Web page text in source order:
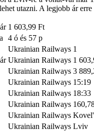
utazni. A legjobb ár
1 603,99 Ft
4 ó és 57 p
Ukrainian Railways 1
Ukrainian Railways 1
Ukrainian Railways 3
Ukrainian Railways 15:19
Ukrainian Railways 18:33
Ukrainian Railways
Ukrainian Railways Kovel'
Ukrainian Railways Lviv